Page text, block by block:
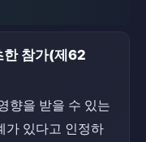
한 참가(제62
향을 받을 수 있는
가 있다고 인정하